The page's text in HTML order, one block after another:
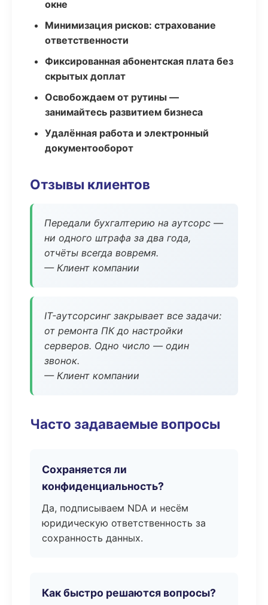
окне
Минимизация рисков: страхование
ответственности
Фиксированная абонентская плата без
скрытых доплат
Освобождаем от рутины —
занимайтесь развитием бизнеса
Удалённая работа и электронный
документооборот
Отзывы клиентов
Передали бухгалтерию на аутсорс —
ни одного штрафа за два года,
отчёты всегда вовремя.
— Клиент компании
IT-аутсорсинг закрывает все задачи:
от ремонта ПК до настройки
серверов. Одно число — один
звонок.
— Клиент компании
Часто задаваемые вопросы
Сохраняется ли
конфиденциальность?
Да, подписываем NDA и несём
юридическую ответственность за
сохранность данных.
Как быстро решаются вопросы?